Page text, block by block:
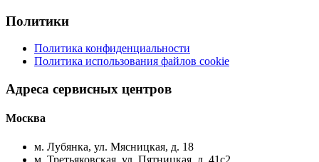
Политики
Политика конфиденциальности
Политика использования файлов cookie
Адреса сервисных центров
Москва
м. Лубянка, ул. Мясницкая, д. 18
м. Третьяковская, ул. Пятницкая, д. 41с2